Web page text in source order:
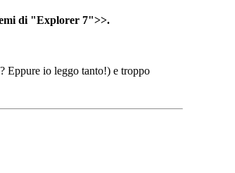
di "Explorer 7">>.
Eppure io leggo tanto!) e troppo